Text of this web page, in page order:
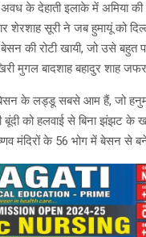
अवध के देहाती इलाके में
शेरशाह सूरी ने जब हुमायूं को
की रोटी खायी, जो उसे बहुत
मुगल बादशाह बहादुर शाह
के लड्डू सबसे आम हैं, जो
को हलवाई से बिना झंझट के
मंदिरों के 56 भोग में बेसन से